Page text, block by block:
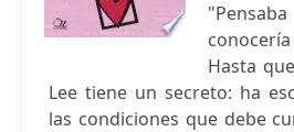
Hasta
Lee tiene un secreto: ha
las condiciones que debe